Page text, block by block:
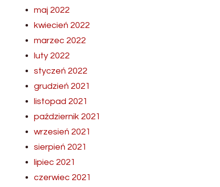
maj 2022
kwiecień 2022
marzec 2022
luty 2022
styczeń 2022
grudzień 2021
listopad 2021
październik 2021
wrzesień 2021
sierpień 2021
lipiec 2021
czerwiec 2021